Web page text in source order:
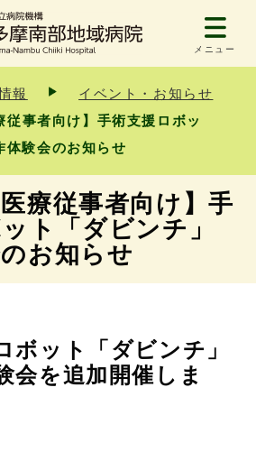
メニュー
報
イベント・お知らせ
従事者向け】手術支援ロボッ
体験会のお知らせ
医療従事者向け】手
ト「ダビンチ」
お知らせ
ボット「ダビンチ」
会を追加開催しま